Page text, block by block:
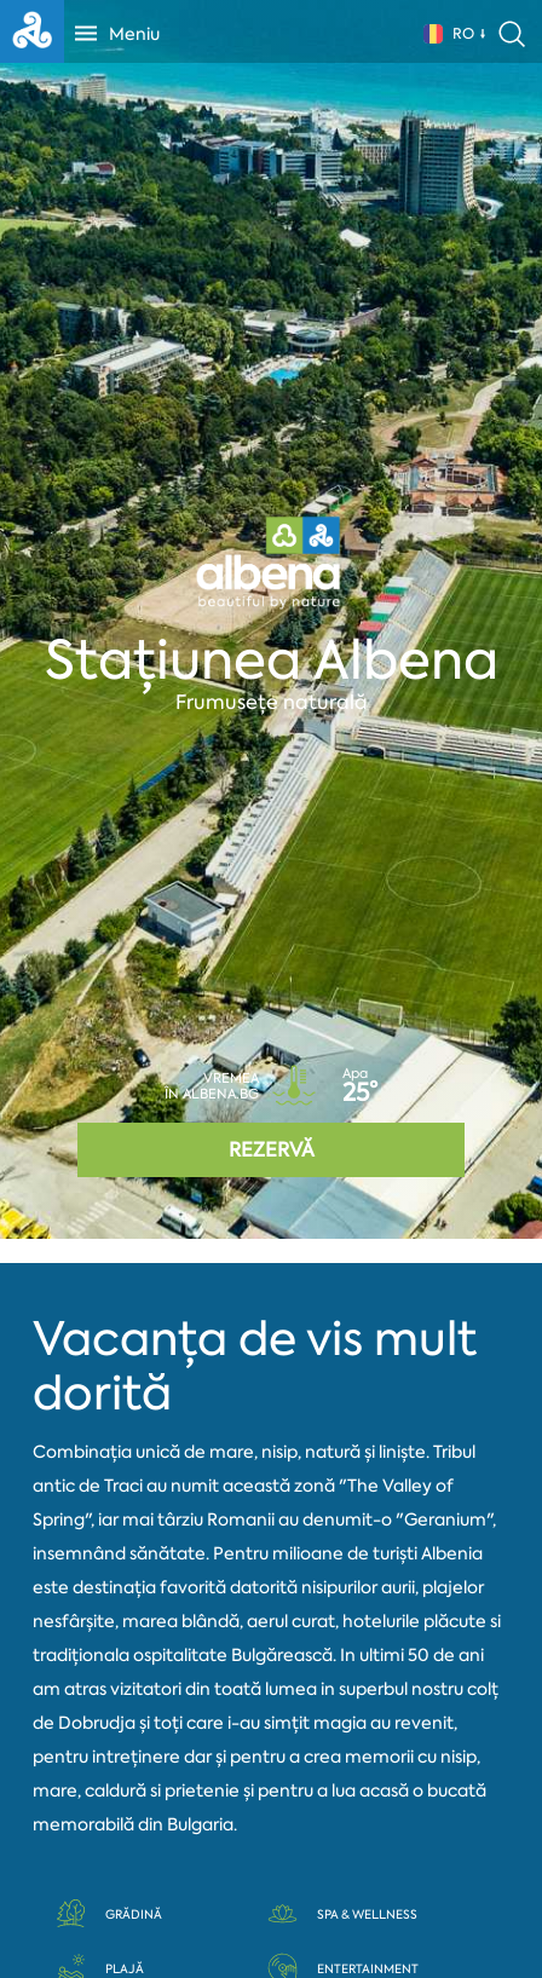
Meniu RO
Stațiunea Albena
Frumusețe naturală
VREMEA
ÎN ALBENA.BG
Apa
25°
REZERVĂ
Vacanța de vis mult
dorită
Combinația unică de mare, nisip, natură și liniște. Tribul
antic de Traci au numit această zonă "The Valley of
Spring", iar mai târziu Romanii au denumit-o "Geranium",
insemnând sănătate. Pentru milioane de turiști Albenia
este destinația favorită datorită nisipurilor aurii, plajelor
nesfârșite, marea blândă, aerul curat, hotelurile plăcute si
tradiționala ospitalitate Bulgărească. In ultimi 50 de ani
am atras vizitatori din toată lumea in superbul nostru colț
de Dobrudja și toți care i-au simțit magia au revenit,
pentru intreținere dar și pentru a crea memorii cu nisip,
mare, caldură si prietenie și pentru a lua acasă o bucată
memorabilă din Bulgaria.
GRĂDINĂ SPA & WELLNESS
PLAJĂ ENTERTAINMENT